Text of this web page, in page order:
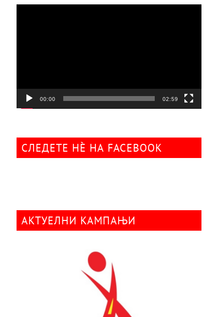
00:00 02:59
СЛЕДЕТЕ НÈ НА FACEBOOK
АКТУЕЛНИ КАМПАЊИ